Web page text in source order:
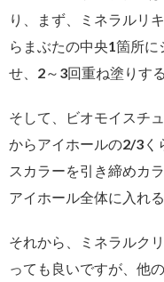
り、まず、ミネラルリ
らまぶたの中央1箇所
せ、2～3回重ね塗りす
そして、ビオモイスチ
からアイホールの2/3く
スカラーを引き締めカ
アイホール全体に入れ
それから、ミネラルク
っても良いですが、他